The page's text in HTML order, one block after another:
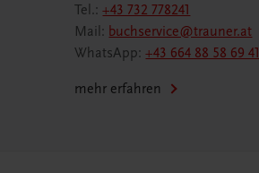
Tel.:+43 732 778241
Mail: buchservice@trauner.at
WhatsApp:+43 664 88 58 69 41
mehr erfahren